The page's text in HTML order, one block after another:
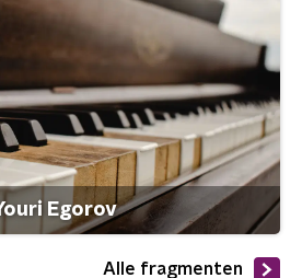
Egorov
Alle fragmenten